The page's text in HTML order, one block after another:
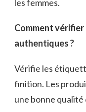
les femmes.
Comment vérifier
authentiques ?
Vérifie les
finition. Les
une bonne